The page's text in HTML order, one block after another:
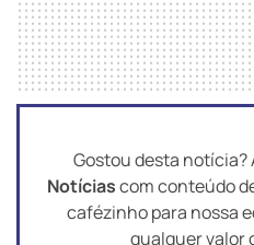
Gostou desta notícia?
Notíciascom conteúdo
cafézinho para nossa
qualquer valor